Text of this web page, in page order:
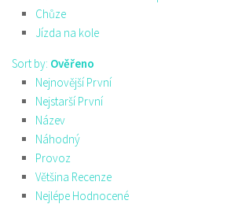
Chůze
Jízda na kole
Sort by: Ověřeno
Nejnovější První
Nejstarší První
Název
Náhodný
Provoz
Většina Recenze
Nejlépe Hodnocené